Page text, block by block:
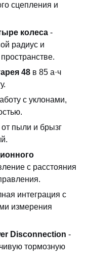
сцепления и
колеса -
радиус и
48 в 85 а·ч
с уклонами,
пыли и брызг
с расстояния
интеграция с
измерения
Disconnection -
тормозную